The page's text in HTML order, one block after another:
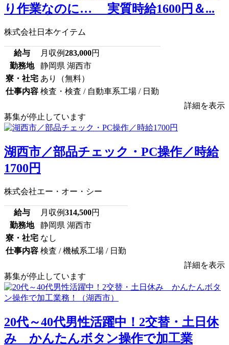
り作業なのに… 実質時給1600円＆...
株式会社日本ケイテム
給与 月収例283,000円
勤務地
静岡県 湖西市
寮・社宅 あり（無料）
仕事内容 検査・検査 / 自動車系工場 / 日勤
詳細を表示
募集が停止しています
湖西市／部品チェック・PC操作／時給
1700円
株式会社エー・オー・シー
給与 月収例314,500円
勤務地
静岡県 湖西市
寮・社宅 なし
仕事内容 検査 / 機械系工場 / 日勤
詳細を表示
募集が停止しています
20代～40代男性活躍中！2交替・土日休
み かんたんボタン操作で加工業